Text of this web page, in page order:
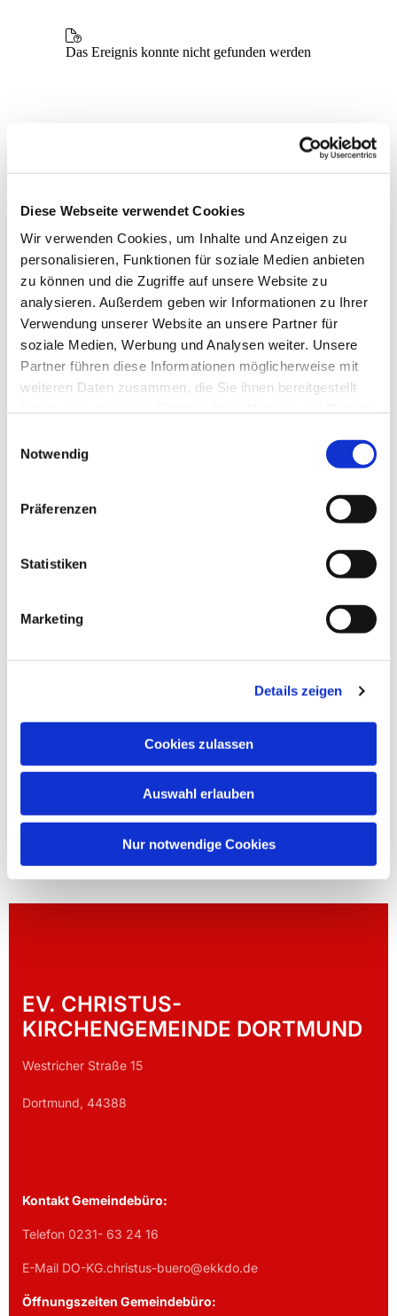
Diese Webseite verwendet Cookies
Wir verwenden Cookies, um Inhalte und Anzeigen zu
personalisieren, Funktionen für soziale Medien anbieten
zu können und die Zugriffe auf unsere Website zu
analysieren. Außerdem geben wir Informationen zu Ihrer
Verwendung unserer Website an unsere Partner für
soziale Medien, Werbung und Analysen weiter. Unsere
Partner führen diese Informationen möglicherweise mit
weiteren Daten zusammen, die Sie ihnen bereitgestellt
Notwendig
Präferenzen
Statistiken
Marketing
Details zeigen
Cookies zulassen
Auswahl erlauben
Nur notwendige Cookies
Dies könnte Sie auch
interessieren
EV. CHRISTUS-
KIRCHENGEMEINDE DORTMUND
Westricher Straße 15
Dortmund, 44388
Kontakt Gemeindebüro:
Telefon 0231- 63 24 16
E-Mail DO-KG.christus-buero@ekkdo.de
Öffnungszeiten Gemeindebüro: